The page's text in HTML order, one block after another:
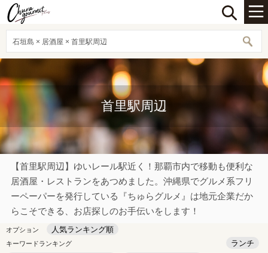
石垣島 × 居酒屋 × 首里駅周辺
首里駅周辺
【首里駅周辺】ゆいレール駅近く！那覇市内で移動も便利な
居酒屋・レストランをあつめました。沖縄県でグルメ系フリ
ーペーパーを発行している『ちゅらグルメ』は地元企業だか
らこそできる、お店探しのお手伝いをします！
オプション 人気ランキング順
キーワードランキング
ランチ